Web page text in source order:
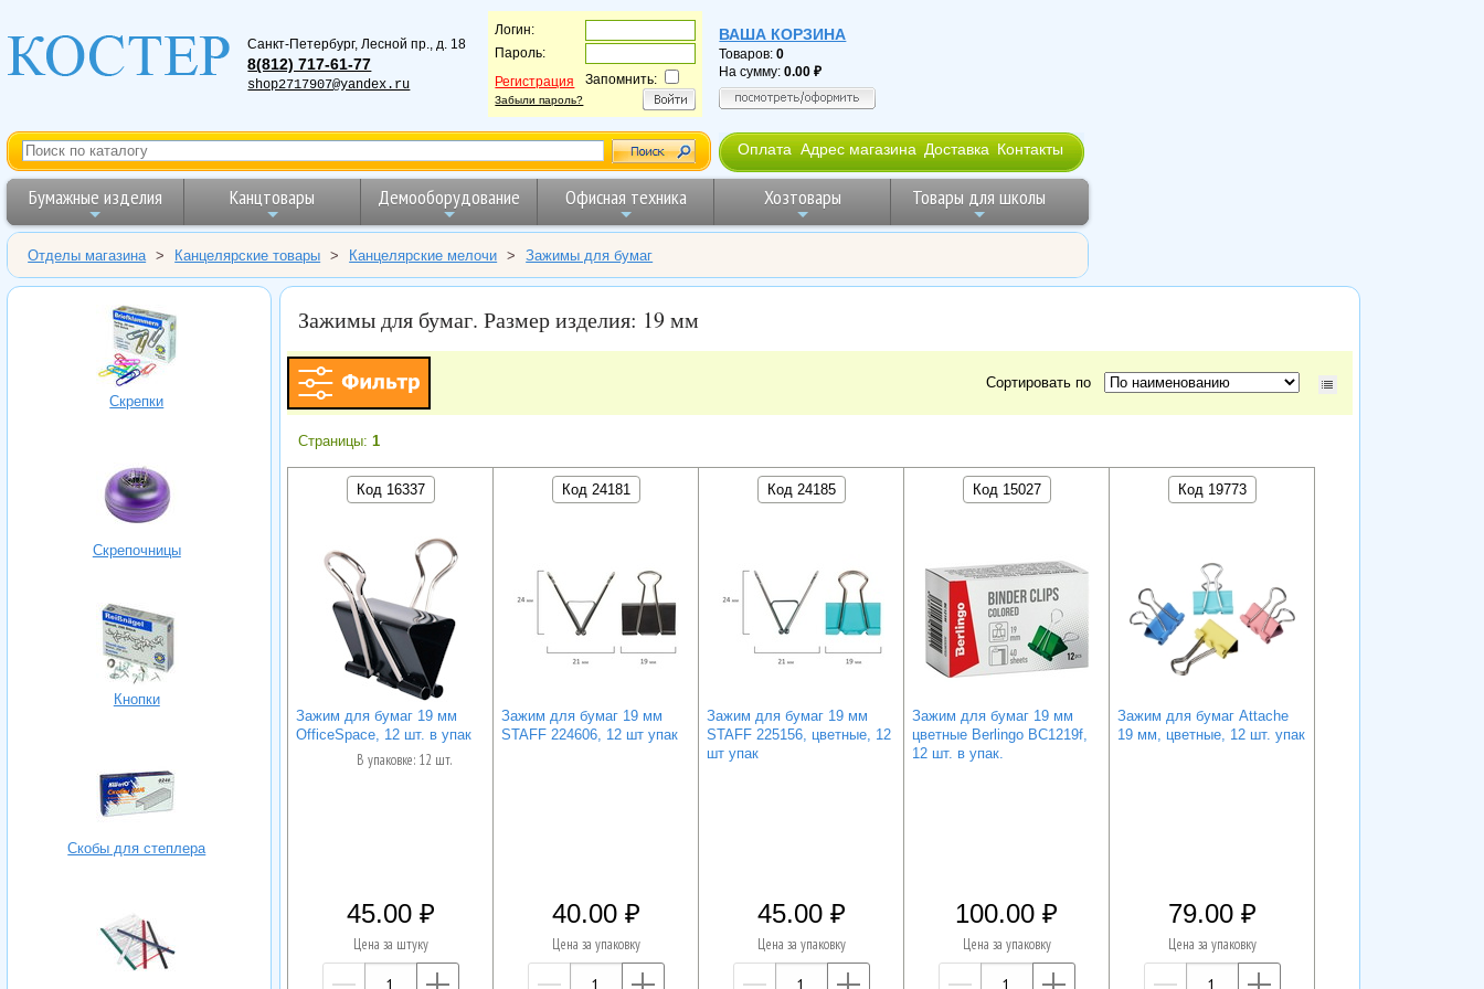
Санкт-Петербург, Лесной пр., д. 18
8(812) 717-61-77
shop2717907@yandex.ru
Логин:
Пароль:
Регистрация
Забыли пароль?
Запомнить:
ВАША КОРЗИНА
Товаров:0
На сумму:0.00
Оплата Адрес магазина Доставка Контакты
Бумажные изделия Канцтовары Демооборудование Офисная техника Хозтовары Товары для школы
Отделы магазина > Канцелярские товары > Канцелярские мелочи > Зажимы для бумаг
Скрепки
Скрепочницы
Кнопки
Скобы для степлера
Зажимы для бумаг. Размер изделия: 19 мм
Сортировать по
Страницы:1
Код 16337
Зажим для бумаг 19 мм
OfficeSpace, 12 шт. в упак
В упаковке: 12 шт.
45.00
Цена за штуку
—
Код 24181
Зажим для бумаг 19 мм
STAFF 224606, 12 шт упак
40.00
Цена за упаковку
—
Код 24185
Зажим для бумаг 19 мм
STAFF 225156, цветные, 12
шт упак
45.00
Цена за упаковку
—
Код 15027
Зажим для бумаг 19 мм
цветные Berlingo BC1219f,
12 шт. в упак.
100.00
Цена за упаковку
—
Код 19773
Зажим для бумаг Attache
19 мм, цветные, 12 шт. упак
79.00
Цена за упаковку
—